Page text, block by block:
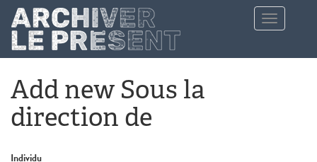
Aller au contenu principal
Toggle
navigation
Add new Sous la
direction de
Individu